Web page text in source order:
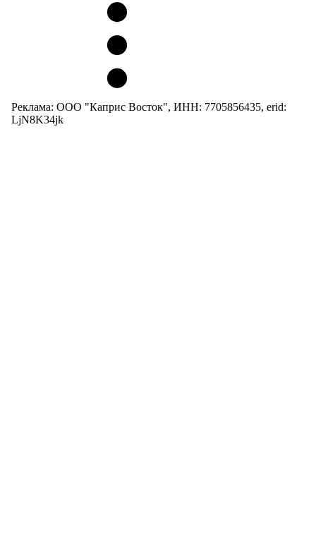
Реклама: ООО "Каприс Восток", ИНН: 7705856435, erid:
LjN8K34jk